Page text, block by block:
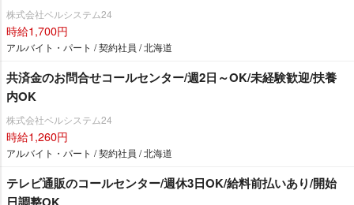
株式会社ベルシステム24
時給1,700円
アルバイト・パート / 契約社員 / 北海道
共済金のお問合せコールセンター/週2日～OK/未経験歓迎/扶養
内OK
株式会社ベルシステム24
時給1,260円
アルバイト・パート / 契約社員 / 北海道
テレビ通販のコールセンター/週休3日OK/給料前払いあり/開始